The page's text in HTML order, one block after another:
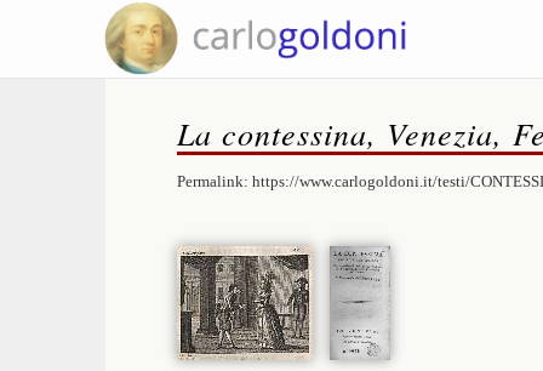
La contessina, Venezia,
Permalink: https://www.carlogoldoni.it/testi/